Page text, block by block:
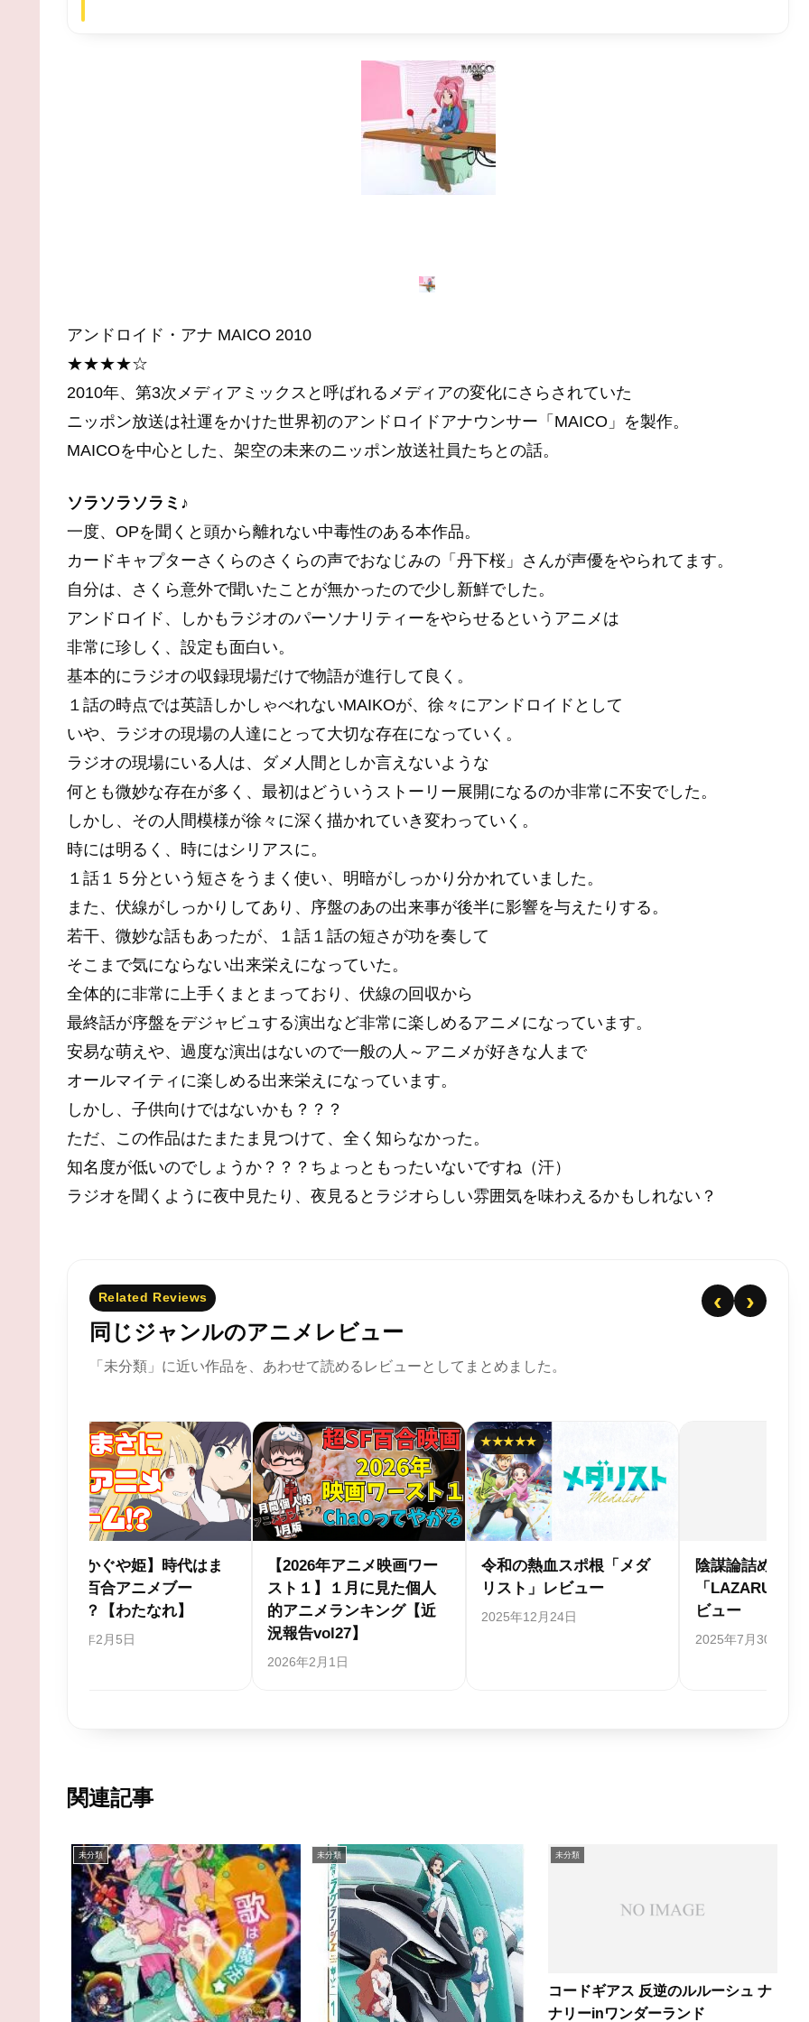
アンドロイド・アナ MAICO 2010
★★★★☆
2010年、第3次メディアミックスと呼ばれるメディアの変化にさらされていた
ニッポン放送は社運をかけた世界初のアンドロイドアナウンサー「MAICO」を製作。
MAICOを中心とした、架空の未来のニッポン放送社員たちとの話。
ソラソラソラミ♪
一度、OPを聞くと頭から離れない中毒性のある本作品。
カードキャプターさくらのさくらの声でおなじみの「丹下桜」さんが声優をやられてます。
自分は、さくら意外で聞いたことが無かったので少し新鮮でした。
アンドロイド、しかもラジオのパーソナリティーをやらせるというアニメは
非常に珍しく、設定も面白い。
基本的にラジオの収録現場だけで物語が進行して良く。
１話の時点では英語しかしゃべれないMAIKOが、徐々にアンドロイドとして
いや、ラジオの現場の人達にとって大切な存在になっていく。
ラジオの現場にいる人は、ダメ人間としか言えないような
何とも微妙な存在が多く、最初はどういうストーリー展開になるのか非常に不安でした。
しかし、その人間模様が徐々に深く描かれていき変わっていく。
時には明るく、時にはシリアスに。
１話１５分という短さをうまく使い、明暗がしっかり分かれていました。
また、伏線がしっかりしてあり、序盤のあの出来事が後半に影響を与えたりする。
若干、微妙な話もあったが、１話１話の短さが功を奏して
そこまで気にならない出来栄えになっていた。
全体的に非常に上手くまとまっており、伏線の回収から
最終話が序盤をデジャビュする演出など非常に楽しめるアニメになっています。
安易な萌えや、過度な演出はないので一般の人～アニメが好きな人まで
オールマイティに楽しめる出来栄えになっています。
しかし、子供向けではないかも？？？
ただ、この作品はたまたま見つけて、全く知らなかった。
知名度が低いのでしょうか？？？ちょっともったいないですね（汗）
ラジオを聞くように夜中見たり、夜見るとラジオらしい雰囲気を味わえるかもしれない？
Related Reviews
同じジャンルのアニメレビュー
「未分類」に近い作品を、あわせて読めるレビューとしてまとめました。
‹ ›
★★★★★
令和の熱血スポ根「メダ
リスト」レビュー
2025年12月24日
陰謀論詰め合わせセット
「LAZARUS ラザロ」レ
ビュー
2025年7月30日
異世界半沢直樹「サラリ
ーマンが異世界に行った
ら四天王になった話」レ
【20年
メを振り
い】
関連記事
未分類 未分類 未分類
コードギアス 反逆のルルーシュ ナ
ナリーinワンダーランド